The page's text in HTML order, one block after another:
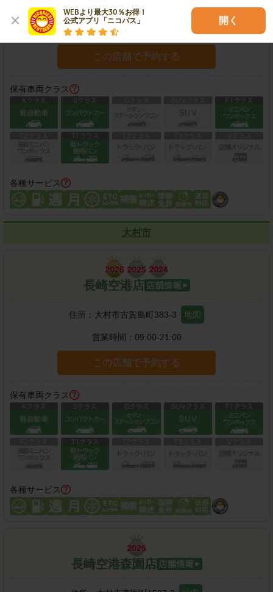
WEBより最大30％お得！
公式アプリ「ニコパス」
開く
住所：諫早市小船越町2-1 地図
営業時間：
この店舗で予約する
保有車両クラス
各種サービス
大村市
長崎空港店
住所： 大村市古賀島町383-3 地図
営業時間： 09:00-21:00
この店舗で予約する
保有車両クラス
各種サービス
長崎空港森園店